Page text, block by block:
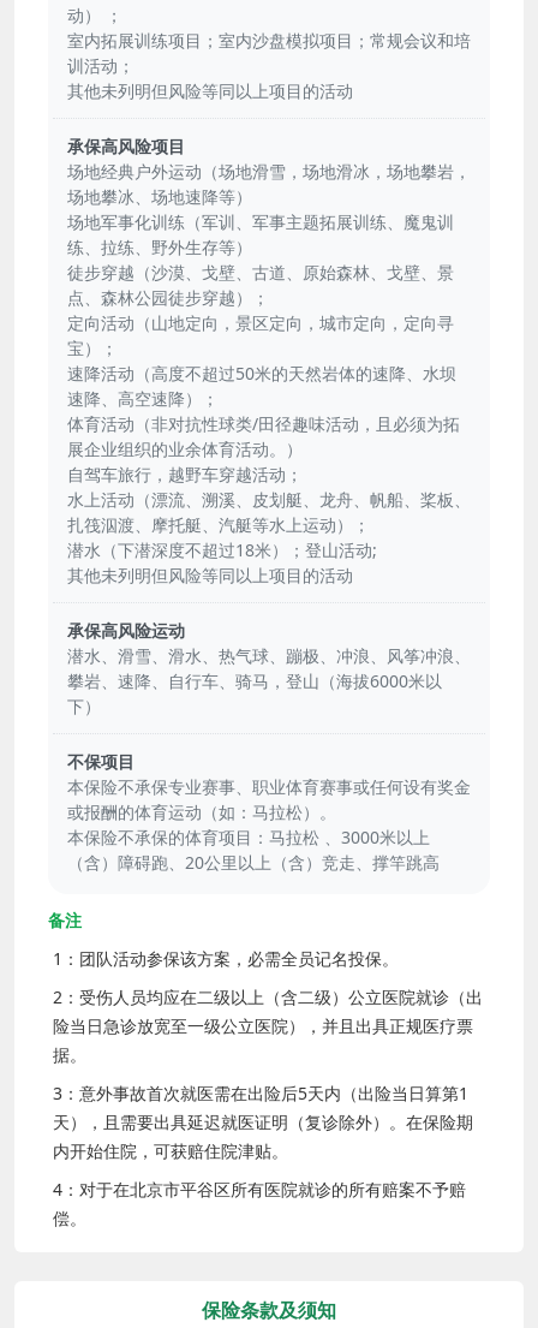
动） ；
室内拓展训练项目；室内沙盘模拟项目；常规会议和培
训活动；
其他未列明但风险等同以上项目的活动
承保高风险项目
场地经典户外运动（场地滑雪，场地滑冰，场地攀岩，
场地攀冰、场地速降等）
场地军事化训练（军训、军事主题拓展训练、魔鬼训
练、拉练、野外生存等）
徒步穿越（沙漠、戈壁、古道、原始森林、戈壁、景
点、森林公园徒步穿越）；
定向活动（山地定向，景区定向，城市定向，定向寻
宝）；
速降活动（高度不超过50米的天然岩体的速降、水坝
速降、高空速降）；
体育活动（非对抗性球类/田径趣味活动，且必须为拓
展企业组织的业余体育活动。）
自驾车旅行，越野车穿越活动；
水上活动（漂流、溯溪、皮划艇、龙舟、帆船、桨板、
扎筏泅渡、摩托艇、汽艇等水上运动）；
潜水（下潜深度不超过18米）；登山活动;
其他未列明但风险等同以上项目的活动
承保高风险运动
潜水、滑雪、滑水、热气球、蹦极、冲浪、风筝冲浪、
攀岩、速降、自行车、骑马，登山（海拔6000米以
下）
不保项目
本保险不承保专业赛事、职业体育赛事或任何设有奖金
或报酬的体育运动（如：马拉松）。
本保险不承保的体育项目：马拉松 、3000米以上
（含）障碍跑、20公里以上（含）竞走、撑竿跳高
备注
1：团队活动参保该方案，必需全员记名投保。
2：受伤人员均应在二级以上（含二级）公立医院就诊（出
险当日急诊放宽至一级公立医院），并且出具正规医疗票
据。
3：意外事故首次就医需在出险后5天内（出险当日算第1
天），且需要出具延迟就医证明（复诊除外）。在保险期
内开始住院，可获赔住院津贴。
4：对于在北京市平谷区所有医院就诊的所有赔案不予赔
偿。
保险条款及须知